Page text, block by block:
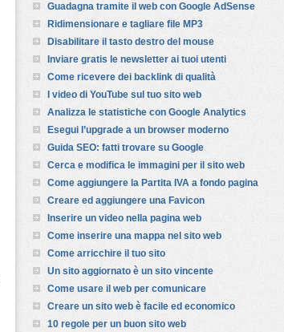
Guadagna tramite il web con Google AdSense
Ridimensionare e tagliare file MP3
Disabilitare il tasto destro del mouse
Inviare gratis le newsletter ai tuoi utenti
Come ricevere dei backlink di qualità
I video di YouTube sul tuo sito web
Analizza le statistiche con Google Analytics
Esegui l’upgrade a un browser moderno
Guida SEO: fatti trovare su Google
Cerca e modifica le immagini per il sito web
Come aggiungere la Partita IVA a fondo pagina
Creare ed aggiungere una Favicon
Inserire un video nella pagina web
Come inserire una mappa nel sito web
Come arricchire il tuo sito
Un sito aggiornato è un sito vincente
Come usare il web per comunicare
Creare un sito web è facile ed economico
10 regole per un buon sito web